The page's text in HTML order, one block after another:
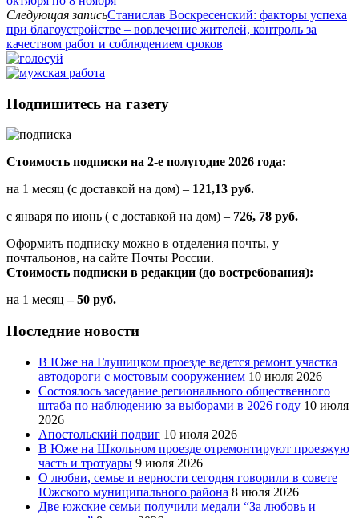
Следующая записьСтанислав Воскресенский: факторы успеха
при благоустройстве – вовлечение жителей, контроль за
качеством работ и соблюдением сроков
Подпишитесь на газету
Стоимость подписки на 2-е полугодие 2026 года:
на 1 месяц (с доставкой на дом) – 121,13 руб.
с января по июнь ( с доставкой на дом) – 726, 78 руб.
Оформить подписку можно в отделения почты, у
почтальонов, на сайте Почты России.
Стоимость подписки в редакции (до востребования):
на 1 месяц – 50 руб.
Последние новости
В Юже на Глушицком проезде ведется ремонт участка
автодороги с мостовым сооружением 10 июля 2026
Состоялось заседание регионального общественного
штаба по наблюдению за выборами в 2026 году 10 июля
2026
Апостольский подвиг 10 июля 2026
В Юже на Школьном проезде отремонтируют проезжую
часть и тротуары 9 июля 2026
О любви, семье и верности сегодня говорили в совете
Южского муниципального района 8 июля 2026
Две южские семьи получили медали “За любовь и